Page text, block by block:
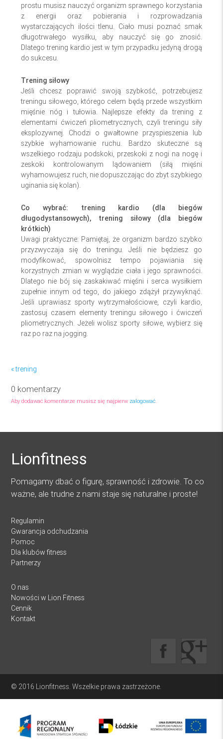
prostu musisz nauczyć organizm sprawnego korzystania
z energii oraz pobierania i rozprowadzania
wystarczających ilości tlenu. Ciało musi poznać smak
długotrwałego wysiłku, aby nauczyć się go znosić.
Dlatego trening kardio jest w tym przypadku jedyną drogą
do sukcesu.
Trening siłowy
Jeśli chcesz poprawić swoją szybkość, potrzebujesz
treningu siłowego, którego celem będą przede wszystkim
mięśnie nóg i tułowia. Najlepsze efekty da trening z
elementami ćwiczeń pliometrycznych, czyli treningu siły
eksplozywnej. Chodzi o gwałtowne przyspieszenia lub
szybkie wyhamowanie ruchu. Bardzo skuteczne są
wszelkiego rodzaju podskoki, przeskoki z nogi na nogę i
zeskoki kontrolowanym lądowaniem (siłą mięśni
wyhamowujesz ruch, nie dopuszczając do zbyt szybkiego
uginania się kolan).
Co wybrać: trening kardio (dla biegów
długodystansowych), trening siłowy (dla biegów
krótkich)
Uwagi praktyczne: Pamiętaj, że organizm bardzo szybko
przyzwyczaja się do treningu. Jeśli nie będziesz go
modyfikować, spowolnisz tempo pojawiania się
korzystnych zmian w wyglądzie ciała i jego sprawności.
Dlatego nie bój się zaskakiwać mięśni i serca wysiłkiem
zupełnie innym od tego, do jakiego zdążył przywyknąć.
Jeśli uprawiasz sporty wytrzymałościowe, czyli kardio,
zastosuj czasem elementy treningu siłowego i ćwiczeń
pliometrycznych. Jeżeli wolisz sporty siłowe, wybierz się
raz po raz na jogging.
« trening
0 komentarzy
Aby dodawać komentarze musisz się najpierw zalogować
Lionfitness
Pomagamy dbać o figurę, sprawność i zdrowie. To co
ważne, ale trudne z nami staje się naturalne i proste!
Regulamin
Gwarancja odchudzania
Pomoc
Dla klubów fitness
Partnerzy
O nas
Nowości w Lion Fitness
Cennik
Kontakt
© 2016 Lionfitness. Wszelkie prawa zastrzeżone.